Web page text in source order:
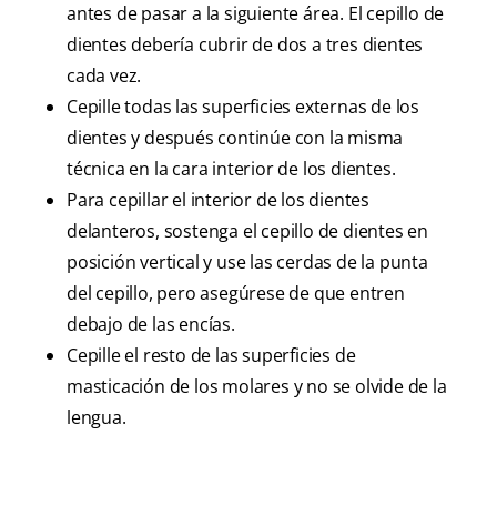
antes de pasar a la siguiente área. El cepillo de
dientes debería cubrir de dos a tres dientes
cada vez.
Cepille todas las superficies externas de los
dientes y después continúe con la misma
técnica en la cara interior de los dientes.
Para cepillar el interior de los dientes
delanteros, sostenga el cepillo de dientes en
posición vertical y use las cerdas de la punta
del cepillo, pero asegúrese de que entren
debajo de las encías.
Cepille el resto de las superficies de
masticación de los molares y no se olvide de la
lengua.